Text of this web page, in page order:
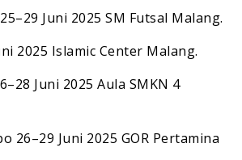
Juni 2025 SM Futsal Malang.
2025 Islamic Center Malang.
Juni 2025 Aula SMKN 4
26–29 Juni 2025 GOR Pertamina